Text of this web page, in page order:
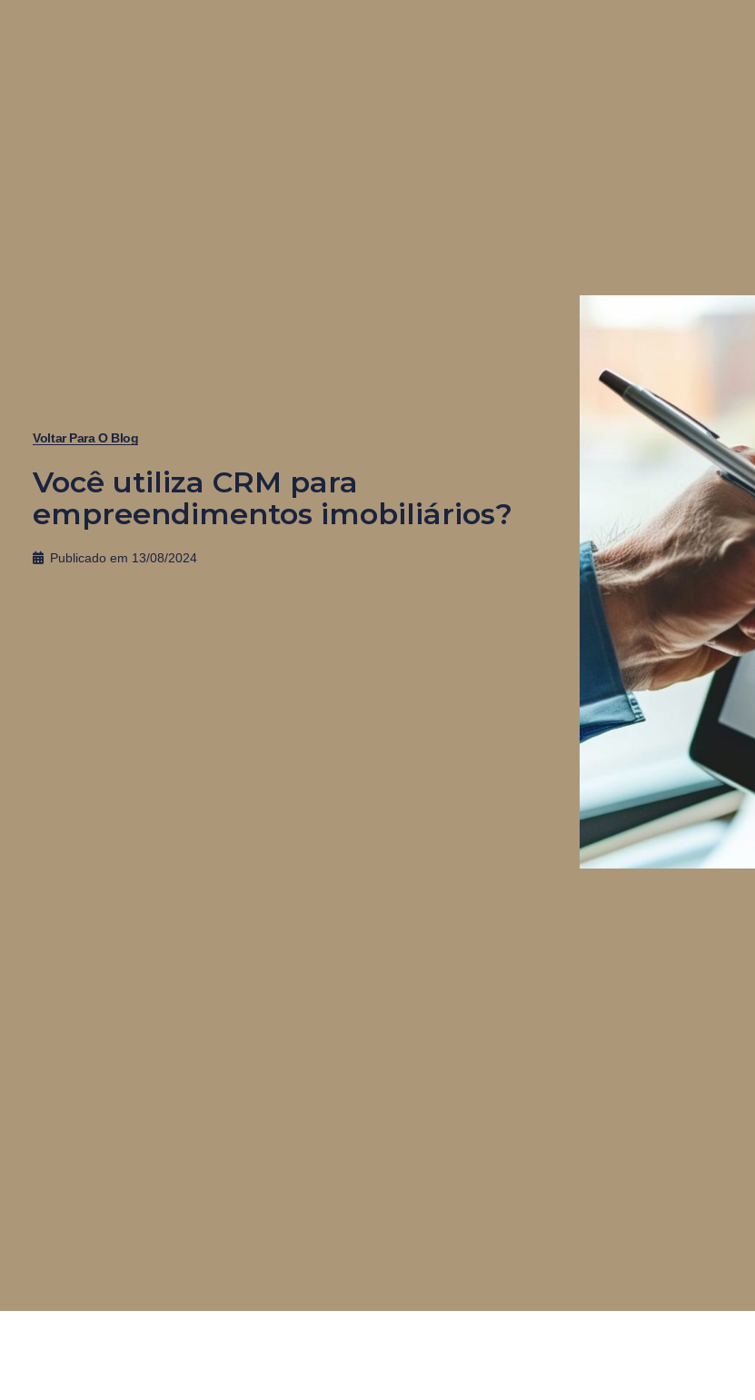
Voltar Para O Blog
Você utiliza CRM para
empreendimentos imobiliários?
Publicado em 13/08/2024